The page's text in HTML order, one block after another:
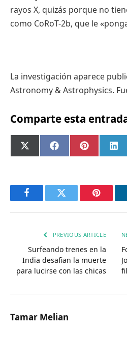
rayos X, quizás porque no
como CoRoT-2b, que le «
La investigación aparece
Astronomy & Astrophysics.
Comparte esta
Compartir
en
X
(Twitter)
Compartir
en
FacebookCompartir
en
Pinterest
en
FacebookTwitter
PREVIOUS ARTICLE
Surfeando trenes en la
India desafian la muerte
para lucirse con las chicas
Tamar Melian